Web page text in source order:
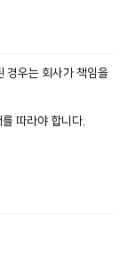
경우는 회사가 책임을
따라야 합니다.